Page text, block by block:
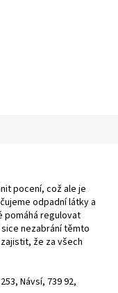
pocení, což ale je
odpadní látky a
pomáhá regulovat
nezabrání těmto
že za všech
Návsí, 739 92,